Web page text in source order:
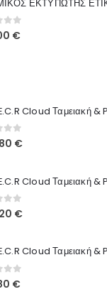
160,00 €. είναι:
of 5
€
Cloud Ταμειακή &
of 5
€
Cloud Ταμειακή &
of 5
€
Cloud Ταμειακή &
of 5
€